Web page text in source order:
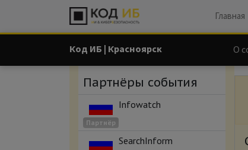
Главная
Код ИБ | Красноярск О
Партнёры события
Партнёр
Infowatch
SearchInform